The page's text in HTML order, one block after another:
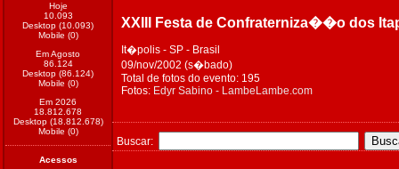
Hoje
10.093
Desktop (10.093)
Mobile (0)
Em Agosto
86.124
Desktop (86.124)
Mobile (0)
Em 2026
18.812.678
Desktop (18.812.678)
Mobile (0)
Acessos
XXIII Festa de Confraterniza��o dos
It�polis - SP - Brasil
09/nov/2002 (s�bado)
Total de fotos do evento: 195
Fotos: Edyr Sabino - LambeLambe.com
Buscar: